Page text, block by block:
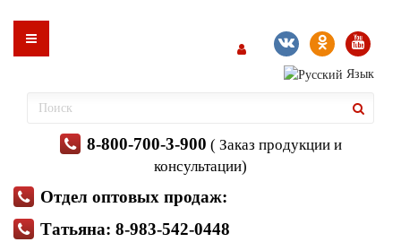
Язык
8-800-700-3-900 ( Заказ продукции и
консультации)
Отдел оптовых продаж:
Татьяна: 8-983-542-0448